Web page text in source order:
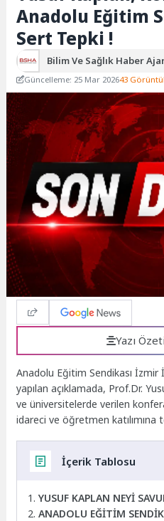
Anadolu Eğitim
Sert Tepki !
Bilim Ve Sağlık Haber
Güncelleme: 25 Mar 202643
Yazı
Anadolu Eğitim Sendikası İzmir
yapılan açıklamada, Prof.Dr.
ve üniversitelerde verilen
idareci ve öğretmen katılımına
İçerik Tablosu
YUSUF KAPLAN NEYİ
ANADOLU EĞİTİM